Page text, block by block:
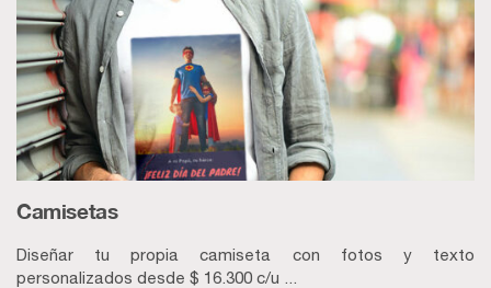
Camisetas
Diseñar tu propia camiseta con fotos y texto
personalizados desde $ 16.300 c/u ...